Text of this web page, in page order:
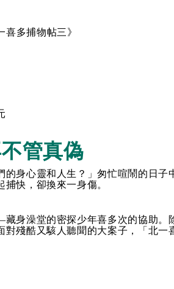
多捕物帖三》
管真偽
的身心靈和人生？」匆忙喧鬧的日
快，卻換來一身傷。
身澡堂的密探少年喜多次的協助。
對殘酷又駭人聽聞的大案子，「北